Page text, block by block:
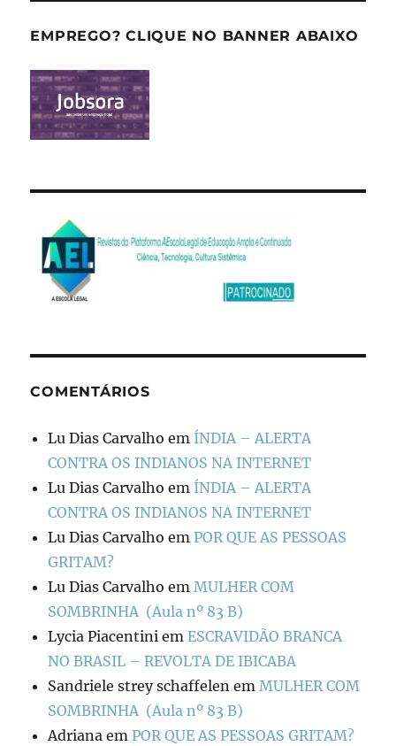
EMPREGO? CLIQUE NO BANNER ABAIXO
COMENTÁRIOS
Lu Dias Carvalho em ÍNDIA – ALERTA
CONTRA OS INDIANOS NA INTERNET
Lu Dias Carvalho em ÍNDIA – ALERTA
CONTRA OS INDIANOS NA INTERNET
Lu Dias Carvalho emPOR QUE AS PESSOAS
GRITAM?
Lu Dias Carvalho emMULHER COM
SOMBRINHA (Aula nº 83 B)
Lycia Piacentini emESCRAVIDÃO BRANCA
NO BRASIL – REVOLTA DE IBICABA
Sandriele strey schaffelen emMULHER COM
SOMBRINHA (Aula nº 83 B)
Adriana emPOR QUE AS PESSOAS GRITAM?